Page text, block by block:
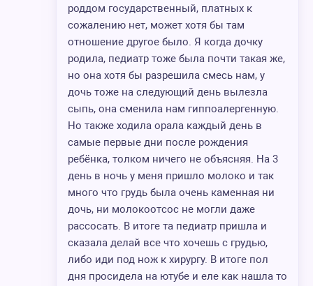
роддом государственный, платных к
сожалению нет, может хотя бы там
отношение другое было. Я когда дочку
родила, педиатр тоже была почти такая же,
но она хотя бы разрешила смесь нам, у
дочь тоже на следующий день вылезла
сыпь, она сменила нам гиппоалергенную.
Но также ходила орала каждый день в
самые первые дни после рождения
ребёнка, толком ничего не объясняя. На 3
день в ночь у меня пришло молоко и так
много что грудь была очень каменная ни
дочь, ни молокоотсос не могли даже
рассосать. В итоге та педиатр пришла и
сказала делай все что хочешь с грудью,
либо иди под нож к хирургу. В итоге пол
дня просидела на ютубе и еле как нашла то